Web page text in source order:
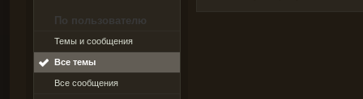
По пользователю
Темы и сообщения
Все темы
Все сообщения